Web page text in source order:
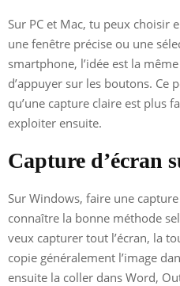
Sur PC et Mac, tu peux choisir
une fenêtre précise ou une
smartphone, l’idée est la
d’appuyer sur les boutons. Ce
qu’une capture claire est plus
exploiter ensuite.
Capture d’écran
Sur Windows, faire une
connaître la bonne méthode
veux capturer tout l’écran, la
copie généralement l’image
ensuite la coller dans Word,